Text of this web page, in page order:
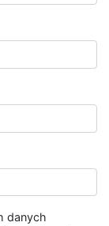
danych